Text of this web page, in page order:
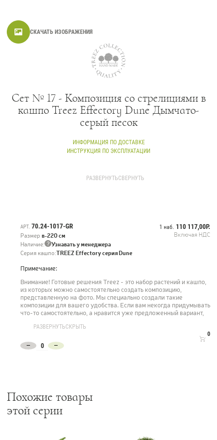
СКАЧАТЬ ИЗОБРАЖЕНИЯ
Сет № 17 - Композиция со стрелициями в
кашпо Treez Effectory Dune Дымчато-
серый песок
ИНФОРМАЦИЯ ПО ДОСТАВКЕ
ИНСТРУКЦИЯ ПО ЭКСПЛУАТАЦИИ
стильных кашпо-вазах серии Treez Effectory Dune можно спокойно
Левое кашпо
10.072435N/UVG - Стрелиция New Style зелёная в-160 см - 1 шт
41.33-16-23-108-GR-65 - Кашпо-ваза TREEZ Effectory Dune - 1 шт
Правое кашпо
10.072436N/UVG - Стрелиция New Style зелёная в-180 см - 1 шт
41.33-16-23-101-GR-081 - Кашпо-ваза TREEZ Effectory Dune - 1 шт
РАЗВЕРНУТЬСВЕРНУТЬ
АРТ. 70.24-1017-GR
Размер в-220 см
1 наб. 110 117,00Р.
Включая НДС
0
Наличие: ? Узнавать у менеджера
Серия кашпо:TREEZ Effectory серия Dune
Примечание:
Внимание! Готовые решения Treez - это набор растений и кашпо,
из которых можно самостоятельно создать композицию,
представленную на фото. Мы специально создали такие
композиции для вашего удобства. Если вам некогда придумывать
что-то самостоятельно, а нравится уже предложенный вариант,
воплощения в жизнь выбранной композиции.
РАЗВЕРНУТЬСКРЫТЬ
Похожие товары
этой серии